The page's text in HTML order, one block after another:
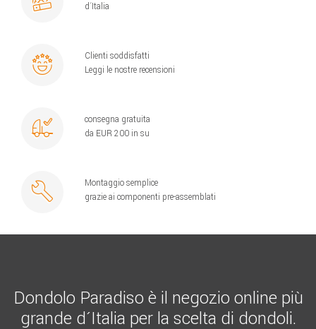
d´Italia
Clienti soddisfatti
Leggi le nostre recensioni
consegna gratuita
da EUR 200 in su
Montaggio semplice
grazie ai componenti pre-assemblati
Dondolo Paradiso è il negozio online più
grande d´Italia per la scelta di dondoli.